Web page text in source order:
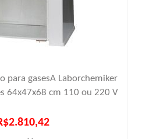
para gasesA Laborchemiker
64x47x68 cm 110 ou 220 V